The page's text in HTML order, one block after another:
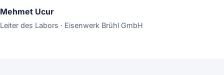
Mehmet Ucur
Leiter des Labors · Eisenwerk Brühl GmbH